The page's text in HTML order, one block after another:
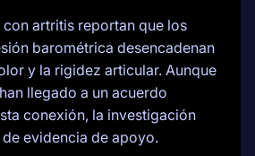
con artritis reportan que los
barométrica desencadenan
y la rigidez articular. Aunque
llegado a un acuerdo
conexión, la investigación
evidencia de apoyo.